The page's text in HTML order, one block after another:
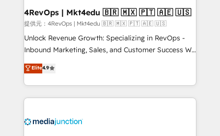
on-demand bundle services. Connect with us today!
4RevOps | Mkt4edu 🇧🇷 🇲🇽 🇵🇹 🇦🇪 🇺🇸
提供元：4RevOps | Mkt4edu 🇧🇷 🇲🇽 🇵🇹 🇦🇪 🇺🇸
Unlock Revenue Growth: Specializing in RevOps -
Inbound Marketing, Sales, and Customer Success We
specialize in driving revenue growth for companies
across industries through tailored marketing, sales,
and customer success strategies, utilizing RevOps
methodologies. As Latin America's largest HubSpot
offer unparalleled insights. Operating in five
Elite4.9